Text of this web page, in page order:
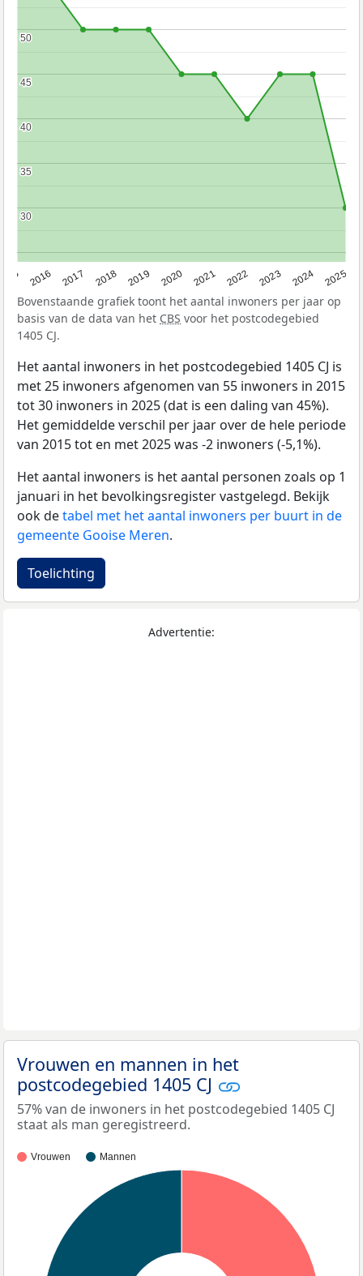
2016 2017 2018 2019 2020 2021 2022 2023 2024 2025
30
30
35
35
40
40
45
45
50
50
Bovenstaande grafiek toont het aantal inwoners per jaar op
basis van de data van het CBS voor het postcodegebied
1405 CJ.
Het aantal inwoners in het postcodegebied 1405 CJ is
met 25 inwoners afgenomen van 55 inwoners in 2015
tot 30 inwoners in 2025 (dat is een daling van 45%).
Het gemiddelde verschil per jaar over de hele periode
van 2015 tot en met 2025 was -2 inwoners (-5,1%).
Het aantal inwoners is het aantal personen zoals op 1
januari in het bevolkingsregister vastgelegd. Bekijk
ook detabel met het aantal inwoners per buurt in de
gemeente Gooise Meren.
Toelichting
Advertentie:
Vrouwen en mannen in het
postcodegebied 1405 CJ
57% van de inwoners in het postcodegebied 1405 CJ
staat als man geregistreerd.
Vrouwen Mannen